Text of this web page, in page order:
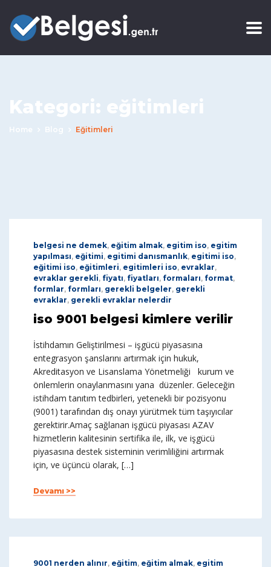
Kategori: eğitimleri
Home Blog Eğitimleri
belgesi ne demek, eğitim almak, egitim iso, egitim
yapılması, eğitimi, egitimi danısmanlık, egitimi iso,
eğitimi iso, eğitimleri, egitimleri iso, evraklar,
evraklar gerekli, fiyatı, fiyatları, formaları, format,
formlar, formları, gerekli belgeler, gerekli
evraklar, gerekli evraklar nelerdir
iso 9001 belgesi kimlere verilir
İstihdamın Geliştirilmesi – işgücü piyasasına
entegrasyon şanslarını artırmak için hukuk,
Akreditasyon ve Lisanslama Yönetmeliği kurum ve
önlemlerin onaylanmasını yana düzenler. Geleceğin
istihdam tanıtım tedbirleri, yetenekli bir pozisyonu
(9001) tarafından dış onayı yürütmek tüm taşıyıcılar
gerektirir.Amaç sağlanan işgücü piyasası AZAV
hizmetlerin kalitesinin sertifika ile, ilk, ve işgücü
piyasasına destek sisteminin verimliliğini artırmak
için, ve üçüncü olarak, […]
Devamı >>
9001 nerden alınır, eğitim, eğitim almak, egitim